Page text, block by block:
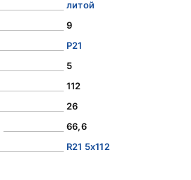
литой
9
Р21
5
112
26
66,6
R21 5x112